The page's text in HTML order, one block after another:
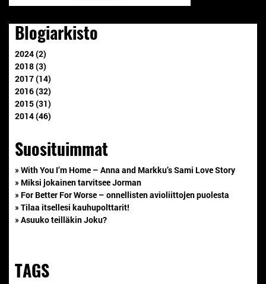
Blogiarkisto
2024 (2)
2018 (3)
2017 (14)
2016 (32)
2015 (31)
2014 (46)
Suosituimmat
» With You I’m Home – Anna and Markku’s Sami Love Story
» Miksi jokainen tarvitsee Jorman
» For Better For Worse – onnellisten avioliittojen puolesta
» Tilaa itsellesi kauhupolttarit!
» Asuuko teilläkin Joku?
TAGS